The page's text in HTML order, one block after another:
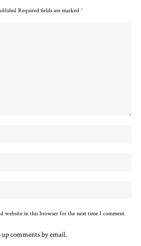
Required fields are marked *
website in this browser for the next time I comment.
comments by email.